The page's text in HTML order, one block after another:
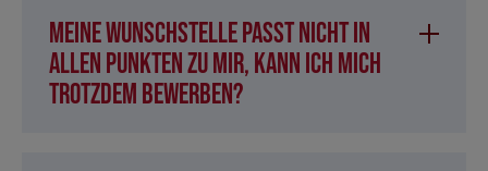
Meine Wunschstelle passt nicht in
allen Punkten zu mir, kann ich mich
trotzdem bewerben?